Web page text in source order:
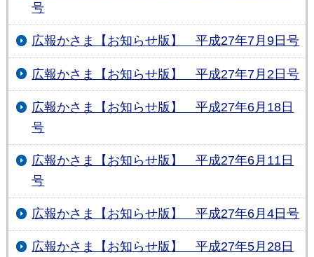
号
広報かさま【お知らせ版】 平成27年7月9日号
広報かさま【お知らせ版】 平成27年7月2日号
広報かさま【お知らせ版】 平成27年6月18日
号
広報かさま【お知らせ版】 平成27年6月11日
号
広報かさま【お知らせ版】 平成27年6月4日号
広報かさま【お知らせ版】 平成27年5月28日